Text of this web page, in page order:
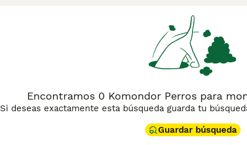
para obtener
Encontramos 0 Komondor Perros para
Si deseas exactamente esta búsqueda guarda tu
Guardar búsqueda